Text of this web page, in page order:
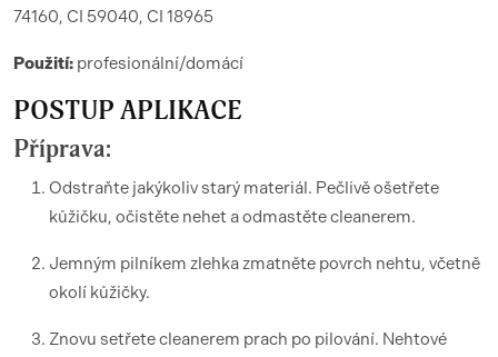
74160, CI 59040, CI 18965
Použití: profesionální/domácí
POSTUP APLIKACE
Příprava:
Odstraňte jakýkoliv starý materiál. Pečlivě ošetřete
kůžičku, očistěte nehet a odmastěte cleanerem.
Jemným pilníkem zlehka zmatněte povrch nehtu, včetně
okolí kůžičky.
Znovu setřete cleanerem prach po pilování. Nehtové